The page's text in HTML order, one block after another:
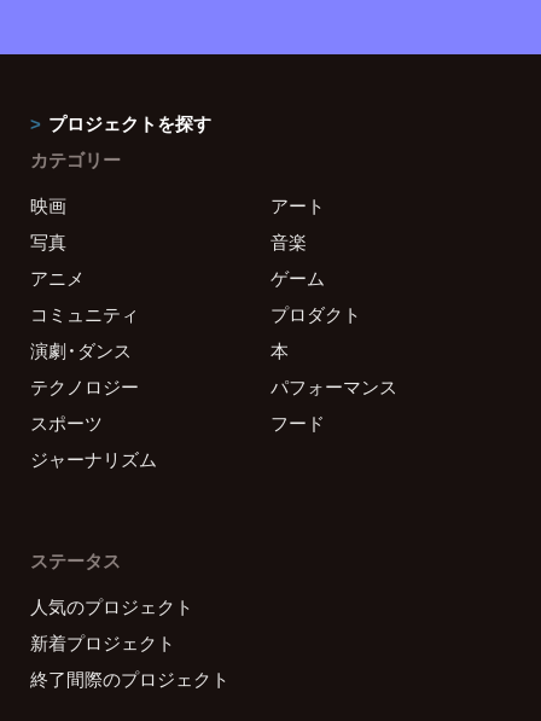
プロジェクトを探す
カテゴリー
映画
アート
写真
音楽
アニメ
ゲーム
コミュニティ
プロダクト
演劇・ダンス
本
テクノロジー
パフォーマンス
スポーツ
フード
ジャーナリズム
ステータス
人気のプロジェクト
新着プロジェクト
終了間際のプロジェクト